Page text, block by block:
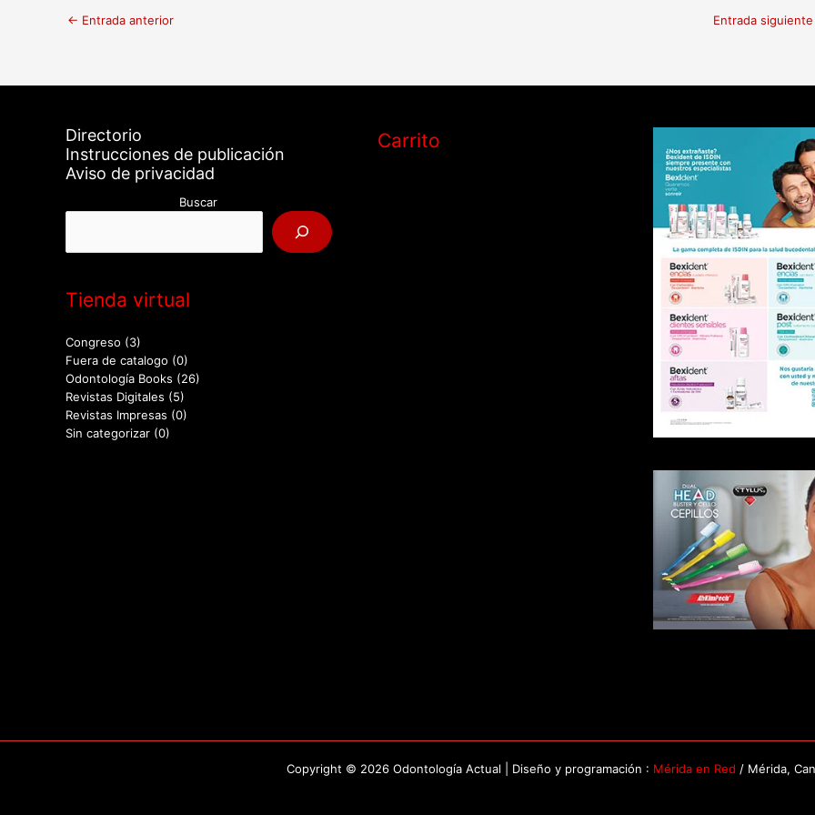
← Entrada anterior Entrada
Directorio
Instrucciones de publicación
Aviso de privacidad
Buscar
Tienda virtual
Congreso (3)
Fuera de catalogo (0)
Odontología Books (26)
Revistas Digitales (5)
Revistas Impresas (0)
Sin categorizar (0)
Carrito
Copyright © 2026 Odontología Actual | Diseño y programación : Mérida en Red / Mérida,